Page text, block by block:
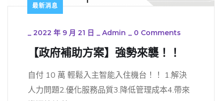
最新消息
2022 年 9 月 21 日 Admin 0 Comments
【政府補助方案】強勢來襲！！
自付 10 萬 輕鬆入主智能入住機台！！ 1.解決
人力問題2.優化服務品質3.降低管理成本4.帶來